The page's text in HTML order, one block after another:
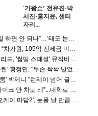
'가왕쇼’ 전유진·박
서진·홍지윤, 센터
자리...
“난 배우 일 하면 안 되나”…‘태도 논란’ 정준원의 고백
이승기 측 “차가원, 105억 전세금 미반환…엄벌 해야”
안효섭·칼리드, '썸띵 스페셜' 뮤직비디오 베일 벗었다
'사생활 논란' 황정민, "두손 싹싹 빌었다" 이유는?
'스타뉴스룸' 박제니 "런웨이 넘어 글로벌 무대로, '제니다움' 잃지 않을 것"
신동엽 “마이크 안 차도 돼”...대학로 소극장 발언에 사과
엄정화 "'오케이 마담2', 눈물 날 만큼 소중한 작품…절박하게 해냈다"(종합)